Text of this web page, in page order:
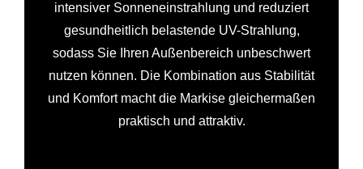
intensiver Sonneneinstrahlung und reduziert
gesundheitlich belastende UV-Strahlung,
sodass Sie Ihren Außenbereich unbeschwert
nutzen können. Die Kombination aus Stabilität
und Komfort macht die Markise gleichermaßen
praktisch und attraktiv.